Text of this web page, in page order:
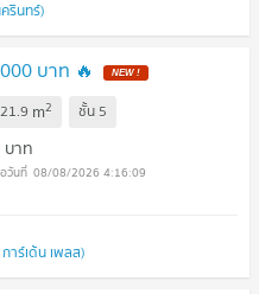
รินทร์)
บาท 🔥 NEW !
21.9 m2 ชั้น 5
บาท
08/08/2026 4:16:09
าร์เด้น เพลส)